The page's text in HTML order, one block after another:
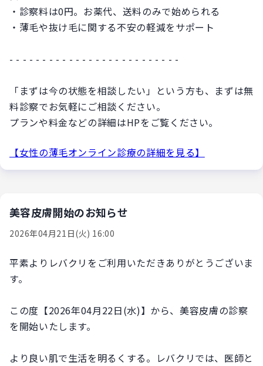
・診察料は0円。お薬代、送料のみで始められる
・薄毛や抜け毛に関する不安の軽減をサポート
- - - - - - - - - - - - - - - - - - - - - - - - - -
「まずは今の状態を相談したい」という方も、まずは無
料診察でお気軽にご相談ください。
プランや料金などの詳細はHPをご覧ください。
【女性の薄毛オンライン診療の詳細を見る】
美容皮膚開始のお知らせ
2026年04月21日(火) 16:00
平素よりレバクリをご利用いただきありがとうございま
す。
この度【2026年04月22日(水)】から、美容皮膚の診察
を開始いたします。
より良い肌で生活を明るくする。レバクリでは、医師と